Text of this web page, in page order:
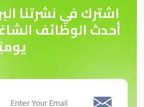
اشترك في نشرتنا
أحدث الوظائف